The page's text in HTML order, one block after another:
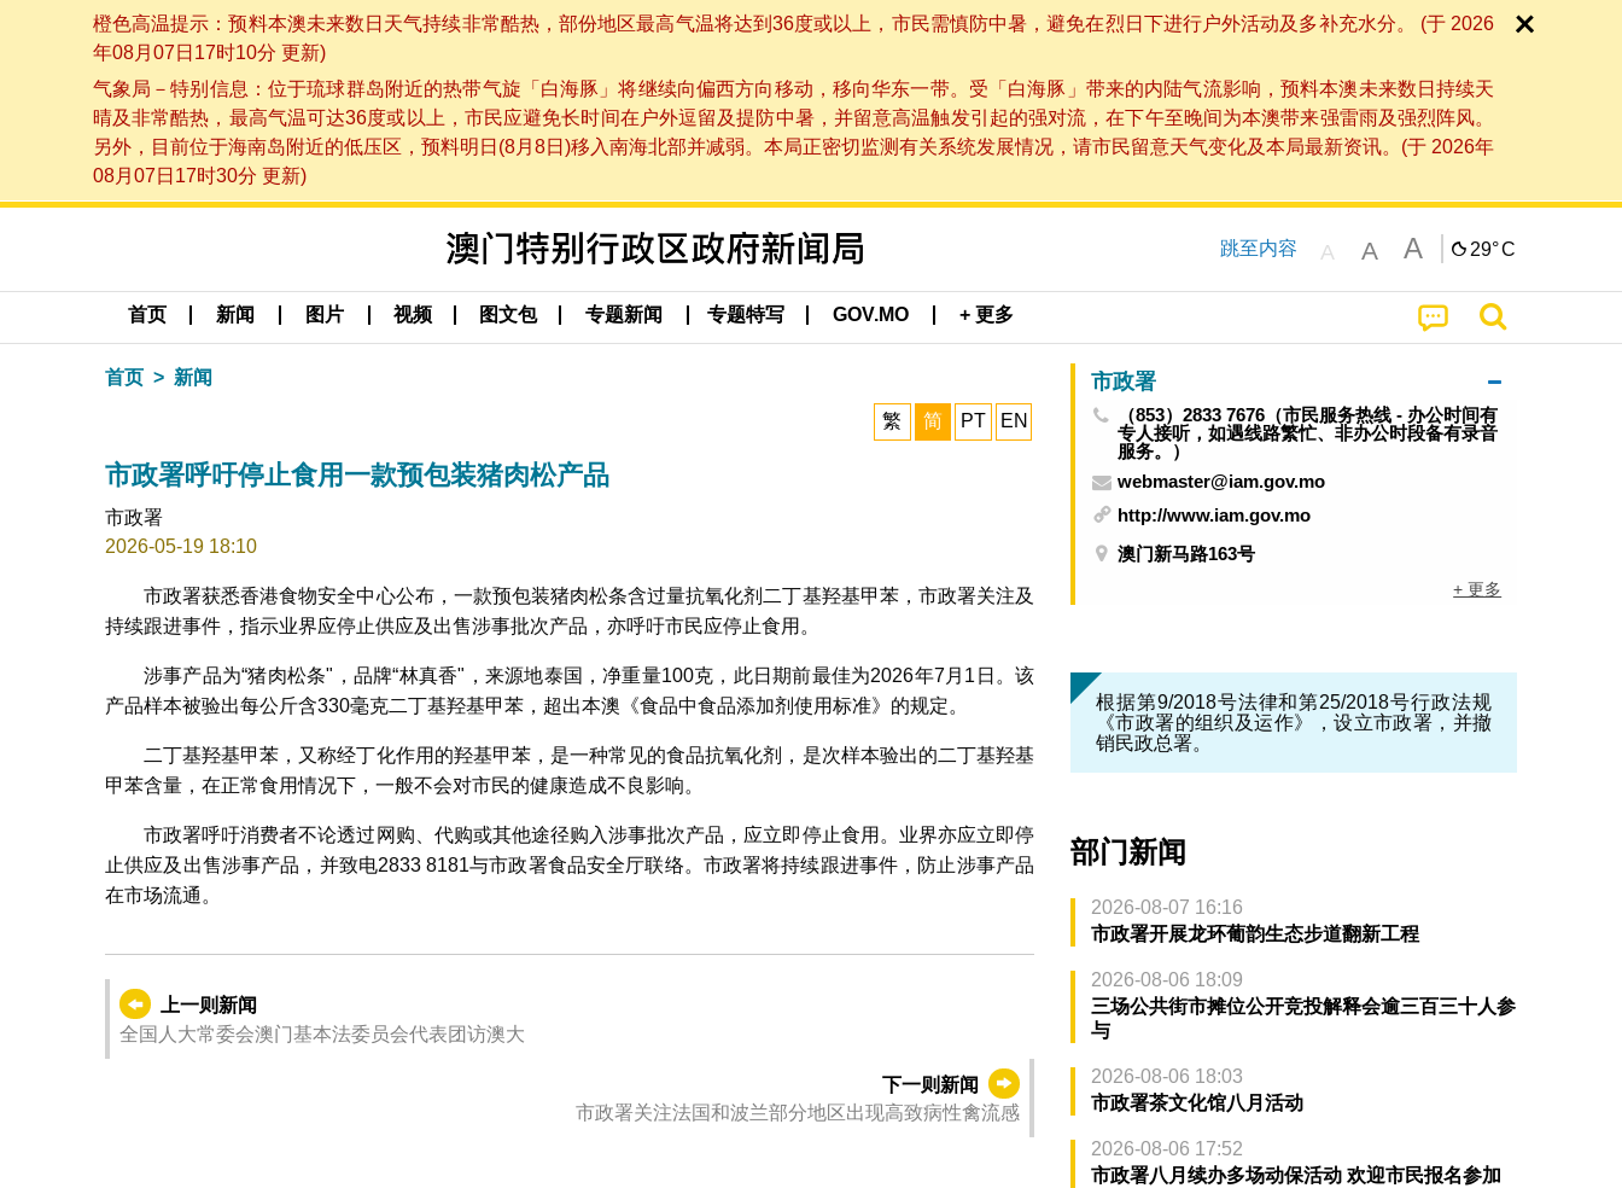
橙色高温提示：预料本澳未来数日天气持续非常酷热，部份地区最高气温将达到36度或以上，市民需慎防中暑，避免在烈日下进行户外活动及多补充水分。 (于 2026
年08月07日17时10分 更新)
气象局－特别信息：位于琉球群岛附近的热带气旋「白海豚」将继续向偏西方向移动，移向华东一带。受「白海豚」带来的内陆气流影响，预料本澳未来数日持续天
晴及非常酷热，最高气温可达36度或以上，市民应避免长时间在户外逗留及提防中暑，并留意高温触发引起的强对流，在下午至晚间为本澳带来强雷雨及强烈阵风。
另外，目前位于海南岛附近的低压区，预料明日(8月8日)移入南海北部并减弱。本局正密切监测有关系统发展情况，请市民留意天气变化及本局最新资讯。(于 2026年
08月07日17时30分 更新)
跳至内容 A A A 29°C
首页 新闻 图片 视频 图文包 专题新闻 专题特写 GOV.MO + 更多
首页 新闻
繁 简 PT EN
市政署呼吁停止食用一款预包装猪肉松产品
市政署
2026-05-19 18:10
市政署获悉香港食物安全中心公布，一款预包装猪肉松条含过量抗氧化剂二丁基羟基甲苯，市政署关注及
持续跟进事件，指示业界应停止供应及出售涉事批次产品，亦呼吁市民应停止食用。
涉事产品为“猪肉松条"，品牌“林真香"，来源地泰国，净重量100克，此日期前最佳为2026年7月1日。该
产品样本被验出每公斤含330毫克二丁基羟基甲苯，超出本澳《食品中食品添加剂使用标准》的规定。
二丁基羟基甲苯，又称经丁化作用的羟基甲苯，是一种常见的食品抗氧化剂，是次样本验出的二丁基羟基
甲苯含量，在正常食用情况下，一般不会对市民的健康造成不良影响。
市政署呼吁消费者不论透过网购、代购或其他途径购入涉事批次产品，应立即停止食用。业界亦应立即停
止供应及出售涉事产品，并致电2833 8181与市政署食品安全厅联络。市政署将持续跟进事件，防止涉事产品
在市场流通。
上一则新闻
全国人大常委会澳门基本法委员会代表团访澳大
下一则新闻
市政署关注法国和波兰部分地区出现高致病性禽流感
市政署
（853）2833 7676（市民服务热线 - 办公时间有
专人接听，如遇线路繁忙、非办公时段备有录音
服务。）
webmaster@iam.gov.mo
http://www.iam.gov.mo
澳门新马路163号
+ 更多
根据第9/2018号法律和第25/2018号行政法规
《市政署的组织及运作》，设立市政署，并撤
销民政总署。
部门新闻
2026-08-07 16:16
市政署开展龙环葡韵生态步道翻新工程
2026-08-06 18:09
三场公共街市摊位公开竞投解释会逾三百三十人参
与
2026-08-06 18:03
市政署茶文化馆八月活动
2026-08-06 17:52
市政署八月续办多场动保活动 欢迎市民报名参加